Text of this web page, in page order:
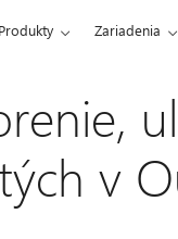
Produkty Zariadenia
v